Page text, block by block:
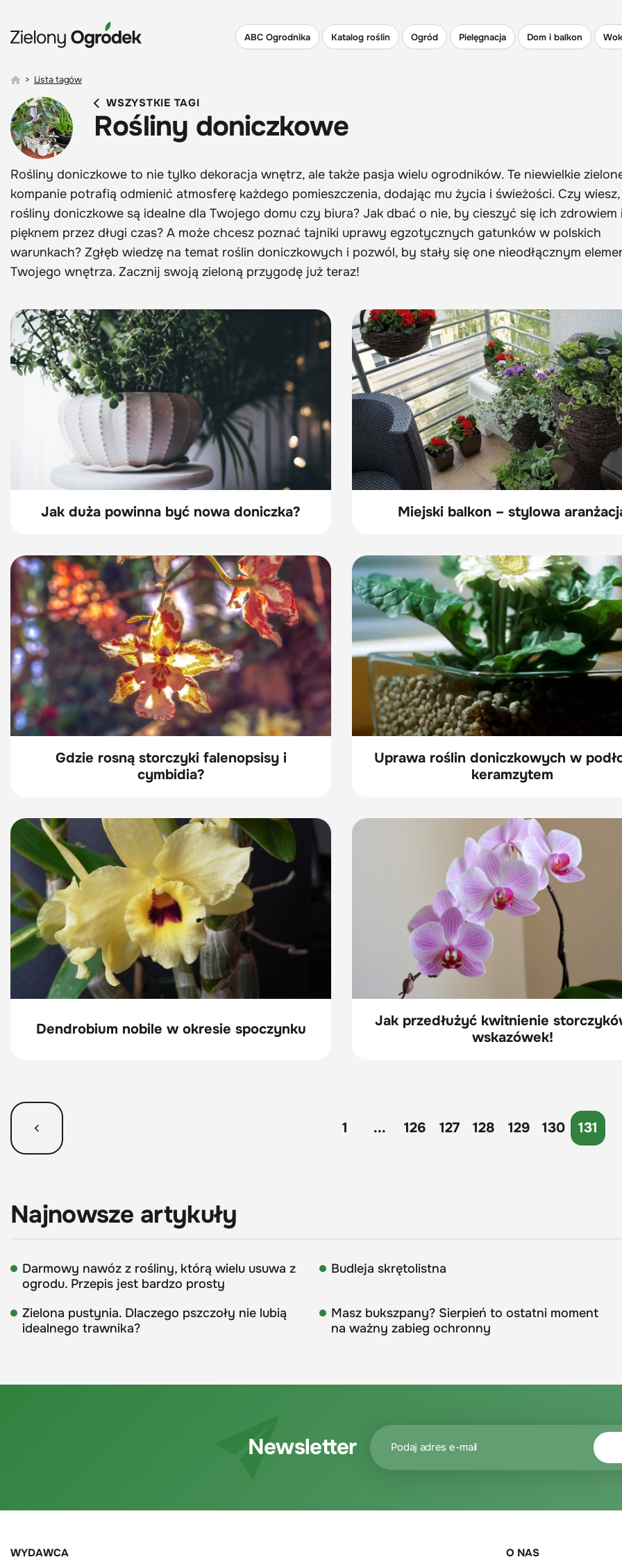
ABC Ogrodnika Katalog roślin Ogród Pielęgnacja Dom i balkon
> Lista tagów
WSZYSTKIE TAGI
Rośliny doniczkowe
Rośliny doniczkowe to nie tylko dekoracja wnętrz, ale także pasja wielu ogrodników. Te niewielkie
kompanie potrafią odmienić atmosferę każdego pomieszczenia, dodając mu życia i świeżości. Czy
rośliny doniczkowe są idealne dla Twojego domu czy biura? Jak dbać o nie, by cieszyć się ich zdrowiem
pięknem przez długi czas? A może chcesz poznać tajniki uprawy egzotycznych gatunków w polskich
warunkach? Zgłęb wiedzę na temat roślin doniczkowych i pozwól, by stały się one nieodłącznym
Twojego wnętrza. Zacznij swoją zieloną przygodę już teraz!
Jak duża powinna być nowa doniczka? Miejski balkon – stylowa
Gdzie rosną storczyki falenopsisy i
cymbidia?
Uprawa roślin doniczkowych w
keramzytem
Dendrobium nobile w okresie spoczynku
Jak przedłużyć kwitnienie
wskazówek!
1 ... 126 127 128 129 130 131
Najnowsze artykuły
Darmowy nawóz z rośliny, którą wielu usuwa z
ogrodu. Przepis jest bardzo prosty
Budleja skrętolistna
Zielona pustynia. Dlaczego pszczoły nie lubią
idealnego trawnika?
Masz bukszpany? Sierpień to ostatni moment
na ważny zabieg ochronny
Newsletter
WYDAWCA O NAS